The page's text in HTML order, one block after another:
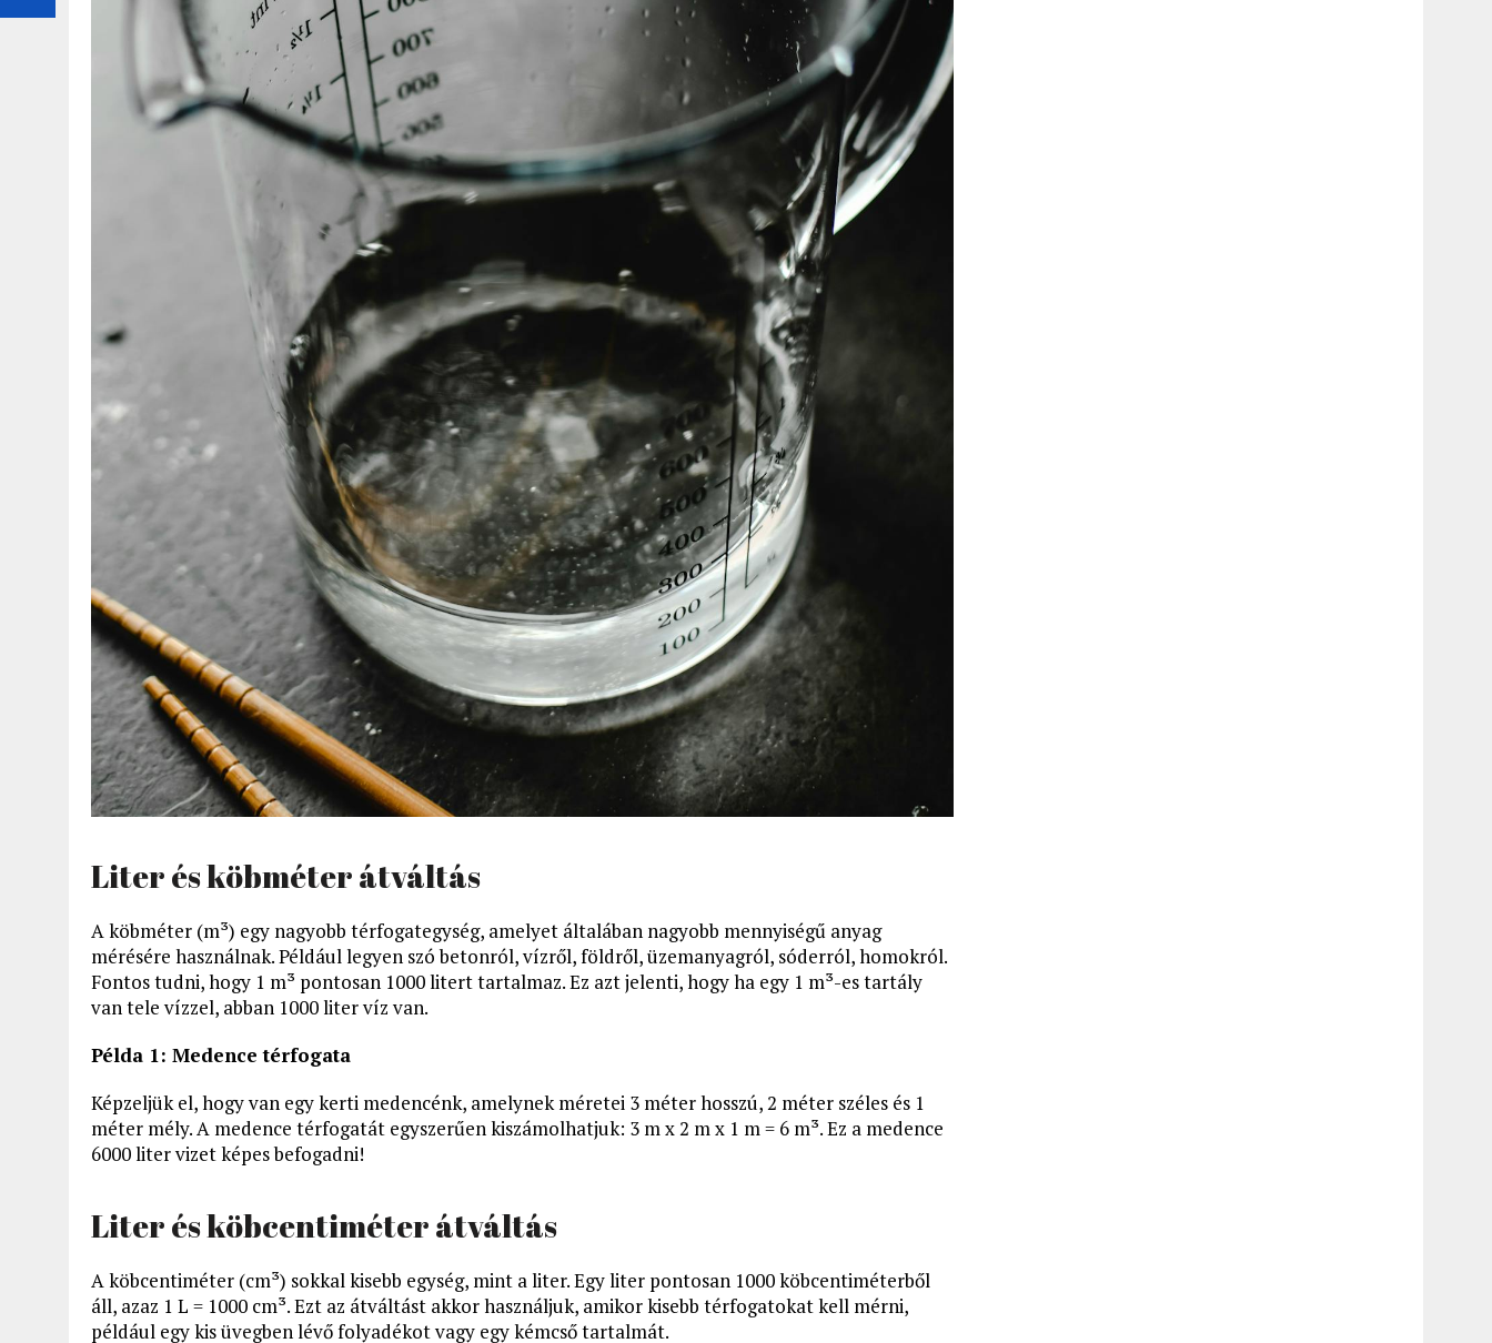
Liter és köbméter átváltás
A köbméter (m³) egy nagyobb térfogategység, amelyet általában nagyobb mennyiségű anyag
mérésére használnak. Például legyen szó betonról, vízről, földről, üzemanyagról, sóderról, homokról.
Fontos tudni, hogy 1 m³ pontosan 1000 litert tartalmaz. Ez azt jelenti, hogy ha egy 1 m³-es tartály
van tele vízzel, abban 1000 liter víz van.
Példa 1: Medence térfogata
Képzeljük el, hogy van egy kerti medencénk, amelynek méretei 3 méter hosszú, 2 méter széles és 1
méter mély. A medence térfogatát egyszerűen kiszámolhatjuk: 3 m x 2 m x 1 m = 6 m³. Ez a medence
6000 liter vizet képes befogadni!
Liter és köbcentiméter átváltás
A köbcentiméter (cm³) sokkal kisebb egység, mint a liter. Egy liter pontosan 1000 köbcentiméterből
áll, azaz 1 L = 1000 cm³. Ezt az átváltást akkor használjuk, amikor kisebb térfogatokat kell mérni,
például egy kis üvegben lévő folyadékot vagy egy kémcső tartalmát.